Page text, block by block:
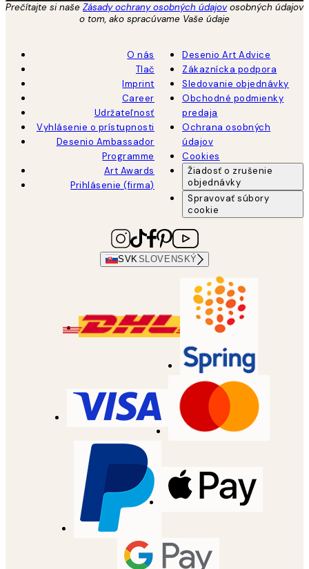
Prečítajte si naše Zásady ochrany osobných údajovosobných údajov
o tom, ako spracúvame Vaše údaje
O nás
Tlač
Imprint
Career
Udržateľnosť
Vyhlásenie o prístupnosti
Desenio Ambassador
Programme
Art Awards
Prihlásenie (firma)
Desenio Art Advice
Zákaznícka podpora
Sledovanie objednávky
Obchodné podmienky
predaja
Ochrana osobných
údajov
Cookies
Žiadosť o zrušenie
objednávky
Spravovať súbory
cookie
SVKSLOVENSKÝ